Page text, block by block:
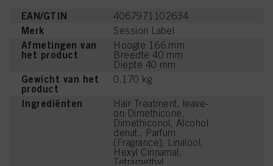
EAN/GTIN 4067971102634
Merk Session Label
Afmetingen van
het product
Hoogte 166 mm
Breedte 40 mm
Diepte 40 mm
Gewicht van het
product
0.170 kg
Ingrediënten
Hair Treatment, leave-
on:Dimethicone,
Dimethiconol, Alcohol
denat., Parfum
(Fragrance), Linalool,
Hexyl Cinnamal,
Tetramethyl